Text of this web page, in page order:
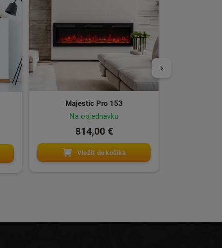
Majestic Pro 153
Na objednávku
814,00 €
Vložiť do košíka